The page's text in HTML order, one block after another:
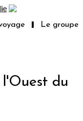
Le groupe Sainte-
du